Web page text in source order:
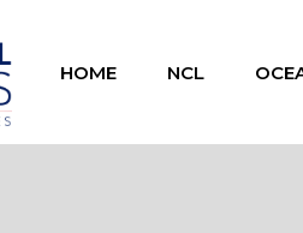
HOME NCL